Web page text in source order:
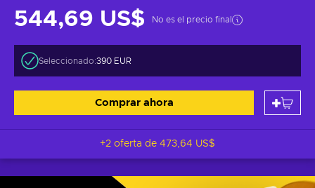
544,69 US$ No es el precio final
Seleccionado:390 EUR
Comprar ahora
+2 oferta de 473,64 US$